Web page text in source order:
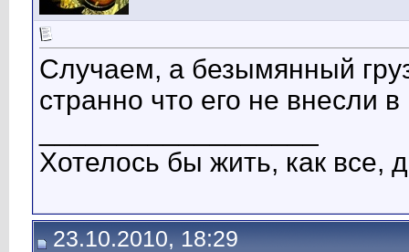
Случаем, а безымянный
странно что его не внесли
Хотелось бы жить, как все,
23.10.2010, 18:29